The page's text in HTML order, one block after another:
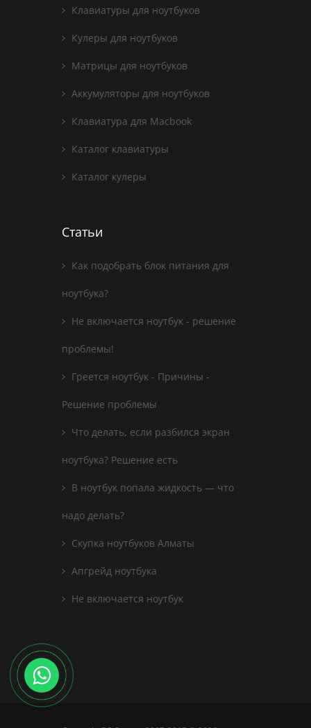
Клавиатуры для ноутбуков
Кулеры для ноутбуков
Матрицы для ноутбуков
Аккумуляторы для ноутбуков
Клавиатура для Macbook
Каталог клавиатуры
Каталог кулеры
Статьи
Как подобрать блок питания для
ноутбука?
Не включается ноутбук - решение
проблемы!
Греется ноутбук - Причины -
Решение проблемы
Что делать, если разбился экран
ноутбука? Решение есть
В ноутбук попала жидкость — что
надо делать?
Скупка ноутбуков Алматы
Апгрейд ноутбука
Не включается ноутбук